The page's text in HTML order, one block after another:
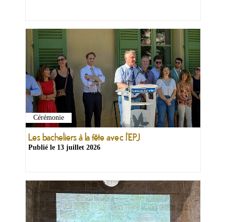
Billetterie
Infos
Travaux/Voirie
|
Circulation
Cérémonie
Les bacheliers à la fête avec l’EPJ
Publié le 13 juillet 2026